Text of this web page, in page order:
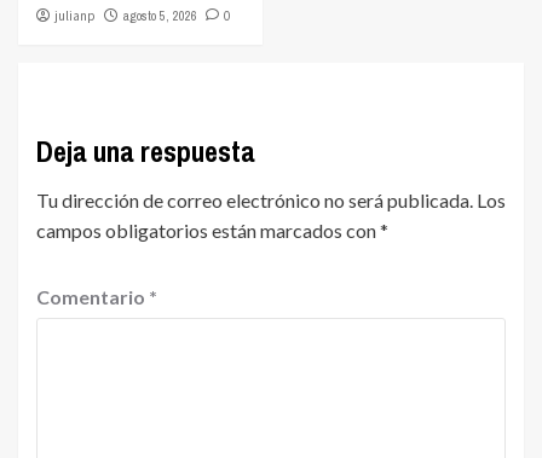
julianp agosto 5, 2026 0
Deja una respuesta
Tu dirección de correo electrónico no será publicada. Los
campos obligatorios están marcados con*
Comentario *